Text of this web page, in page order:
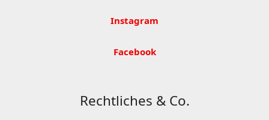
Instagram
Facebook
Rechtliches & Co.